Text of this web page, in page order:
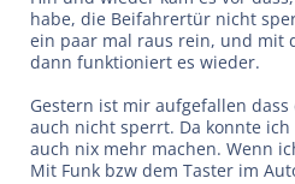
habe, die Beifahrertür nicht
ein paar mal raus rein, und mit
dann funktioniert es wieder.
Gestern ist mir aufgefallen
auch nicht sperrt. Da konnte
auch nix mehr machen. Wenn
Mit Funk bzw dem Taster im